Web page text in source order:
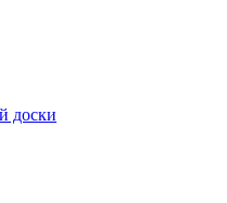
доски